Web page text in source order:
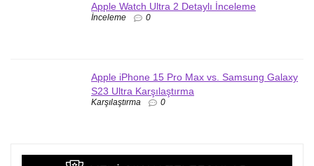
Apple Watch Ultra 2 Detaylı İnceleme
İnceleme 0
Apple iPhone 15 Pro Max vs. Samsung Galaxy
S23 Ultra Karşılaştırma
Karşılaştırma 0